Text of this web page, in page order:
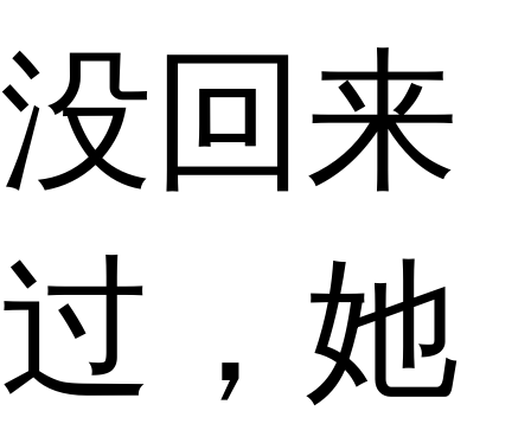
没回来
过，她